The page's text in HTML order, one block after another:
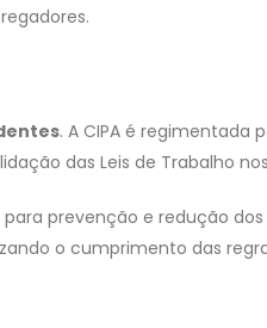
. A CIPA é regimentada
das Leis de Trabalho nos
prevenção e redução
o cumprimento das